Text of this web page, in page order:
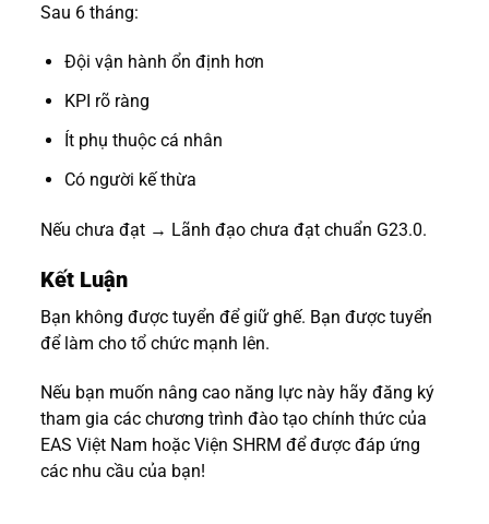
Sau 6 tháng:
Đội vận hành ổn định hơn
KPI rõ ràng
Ít phụ thuộc cá nhân
Có người kế thừa
Nếu chưa đạt → Lãnh đạo chưa đạt chuẩn G23.0.
Kết Luận
Bạn không được tuyển để giữ ghế. Bạn được tuyển
để làm cho tổ chức mạnh lên.
Nếu bạn muốn nâng cao năng lực này hãy đăng ký
tham gia các chương trình đào tạo chính thức của
EAS Việt Nam hoặc Viện SHRM để được đáp ứng
các nhu cầu của bạn!